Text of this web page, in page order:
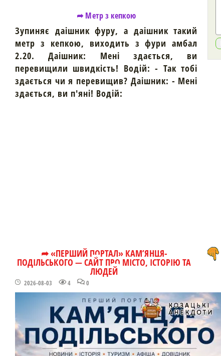
➦ Метр з кепкою
Зупиняє даішник фуру, а даішник такий
метр з кепкою, виходить з фури амбал
2.20. Даішник: Мені здається, ви
перевищили швидкість! Водій: - Так тобі
здається чи я перевищив? Даішник: - Мені
здається, ви п'яні! Водій:
➦ «ПЕРШИЙ ПОРТАЛ» КАМ’ЯНЦЯ-
ПОДІЛЬСЬКОГО — САЙТ ПРО МІСТО, ІСТОРІЮ ТА
ЛЮДЕЙ
2026-08-03 4 0